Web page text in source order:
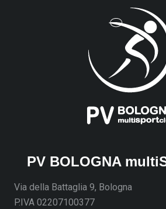
PV BOLOGNA
Via della Battaglia 9, Bologna
P.IVA 02207100377